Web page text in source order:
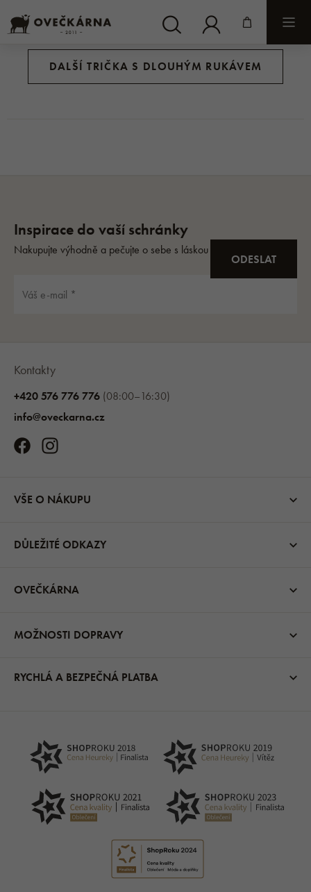
DALŠÍ TRIČKA S DLOUHÝM RUKÁVEM
Kontakty
+420 576 776 776 (08:00–16:30)
info@oveckarna.cz
VŠE O NÁKUPU
DŮLEŽITÉ ODKAZY
OVEČKÁRNA
MOŽNOSTI DOPRAVY
RYCHLÁ A BEZPEČNÁ PLATBA